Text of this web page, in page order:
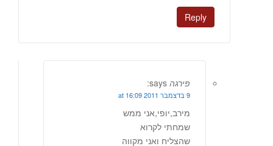
Reply
פירגה says:
9 בדצמבר 2011 at 16:09
מירב,יופי,אני ממש
שמחתי לקרוא
שהצליח ואני מקווה